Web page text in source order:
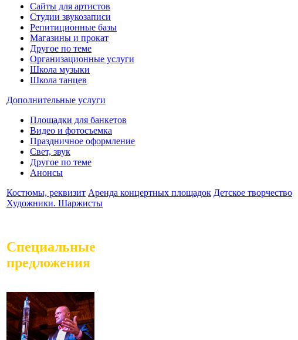
Сайты для артистов
Студии звукозаписи
Репитиционные базы
Магазины и прокат
Другое по теме
Организационные услуги
Школа музыки
Школа танцев
Дополнительные услуги
Площадки для банкетов
Видео и фотосъемка
Праздничное оформление
Свет, звук
Другое по теме
Анонсы
Костюмы, реквизит Аренда концертных площадок Детское творчество
Художники. Шаржисты
Специальные
предложения